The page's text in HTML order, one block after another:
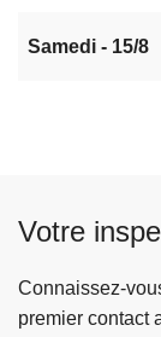
Samedi - 15/8
Votre
Connaissez-
premier contact